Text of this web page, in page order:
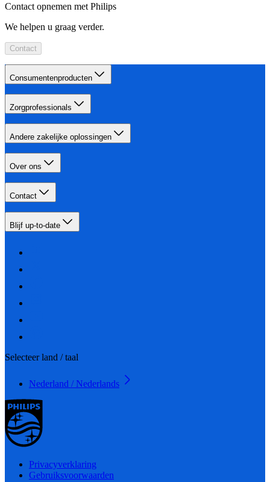
Contact opnemen met Philips
We helpen u graag verder.
Contact
Consumentenproducten
Zorgprofessionals
Andere zakelijke oplossingen
Over ons
Contact
Blijf up-to-date
Selecteer land / taal
Nederland / Nederlands
Privacyverklaring
Gebruiksvoorwaarden